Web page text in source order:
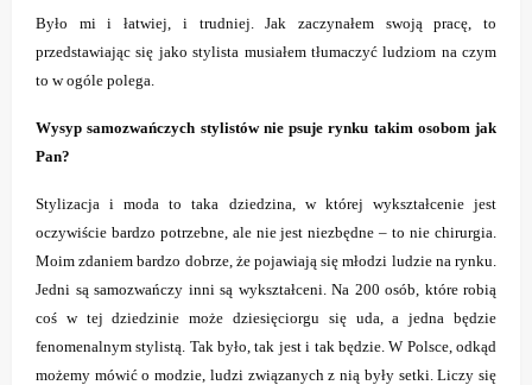
Było mi i łatwiej, i trudniej. Jak zaczynałem swoją pracę, to
przedstawiając się jako stylista musiałem tłumaczyć ludziom na czym
to w ogóle polega.
Wysyp samozwańczych stylistów nie psuje rynku takim osobom jak
Pan?
Stylizacja i moda to taka dziedzina, w której wykształcenie jest
oczywiście bardzo potrzebne, ale nie jest niezbędne – to nie chirurgia.
Moim zdaniem bardzo dobrze, że pojawiają się młodzi ludzie na rynku.
Jedni są samozwańczy inni są wykształceni. Na 200 osób, które robią
coś w tej dziedzinie może dziesięciorgu się uda, a jedna będzie
fenomenalnym stylistą. Tak było, tak jest i tak będzie. W Polsce, odkąd
możemy mówić o modzie, ludzi związanych z nią były setki. Liczy się